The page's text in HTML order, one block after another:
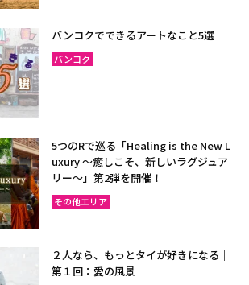
バンコクでできるアートなこと5選
バンコク
5つのRで巡る「Healing is the New L
uxury ～癒しこそ、新しいラグジュア
リー〜」第2弾を開催！
その他エリア
２人なら、もっとタイが好きになる｜
第１回：愛の風景